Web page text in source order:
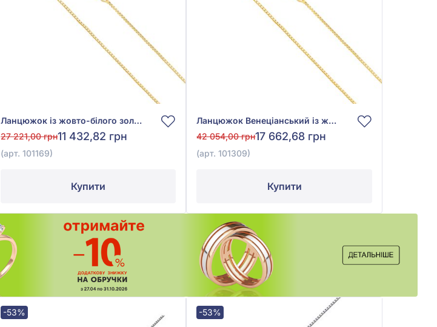
Ланцюжок із жовто-білого золота 585°, арт. 101169
27 221,00 грн11 432,82 грн
(арт. 101169)
Купити
Ланцюжок Венеціанський із жовто-білого золота 585°, арт. 101309
42 054,00 грн17 662,68 грн
(арт. 101309)
Купити
-53% -53%